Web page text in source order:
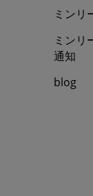
ミンリ
ミンリ
通知
blog